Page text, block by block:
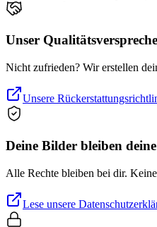
Unser
Nicht zufrieden? Wir erstellen
Unsere
Deine Bilder bleiben
Alle Rechte bleiben bei dir.
Lese unsere